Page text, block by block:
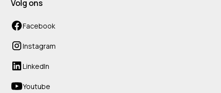
Volg ons
Facebook
Instagram
LinkedIn
Youtube